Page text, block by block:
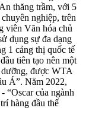
thăng trầm, với 5
nghiệp, trên
viên Văn hóa chủ
dụng sự đa dạng
1 cảng thị quốc tế
tiên tạo nên một
được WTA
Á”. Năm 2022,
của ngành
hàng đầu thế